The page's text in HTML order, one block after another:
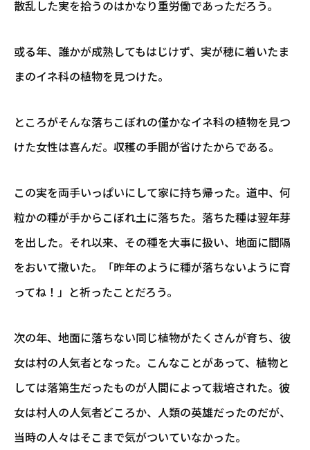
散乱した実を拾うのはかなり重労働であっただろう。
或る年、誰かが成熟してもはじけず、実が穂に着いたま
まのイネ科の植物を見つけた。
ところがそんな落ちこぼれの僅かなイネ科の植物を見つ
けた女性は喜んだ。収穫の手間が省けたからである。
この実を両手いっぱいにして家に持ち帰った。道中、何
粒かの種が手からこぼれ土に落ちた。落ちた種は翌年芽
を出した。それ以来、その種を大事に扱い、地面に間隔
をおいて撒いた。「昨年のように種が落ちないように育
ってね！」と祈ったことだろう。
次の年、地面に落ちない同じ植物がたくさんが育ち、彼
女は村の人気者となった。こんなことがあって、植物と
しては落第生だったものが人間によって栽培された。彼
女は村人の人気者どころか、人類の英雄だったのだが、
当時の人々はそこまで気がついていなかった。